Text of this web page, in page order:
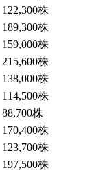
122,300株
189,300株
159,000株
215,600株
138,000株
114,500株
88,700株
170,400株
123,700株
197,500株